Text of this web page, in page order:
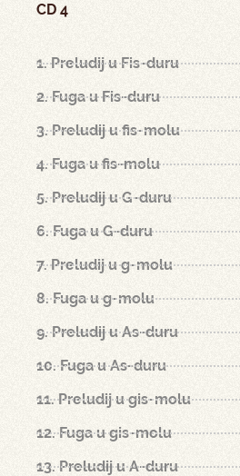
CD 4
1. Preludij u Fis-duru
2. Fuga u Fis-duru
3. Preludij u fis-molu
4. Fuga u fis-molu
5. Preludij u G-duru
6. Fuga u G-duru
7. Preludij u g-molu
8. Fuga u g-molu
9. Preludij u As-duru
10. Fuga u As-duru
11. Preludij u gis-molu
12. Fuga u gis-molu
13. Preludij u A-duru